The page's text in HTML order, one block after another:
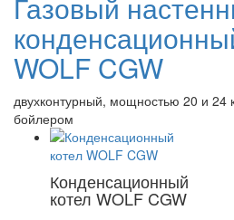
WOLF CGW
двухконтурный, мощностью 20 и 24
бойлером
Конденсационный
котел WOLF CGW